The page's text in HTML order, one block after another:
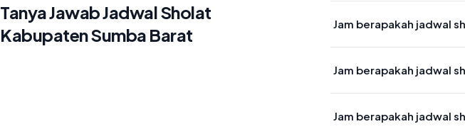
Tanya Jawab Jadwal Sholat
Kabupaten Sumba Barat
Jam berapakah jadwal
Jam berapakah jadwal
Jam berapakah jadwal